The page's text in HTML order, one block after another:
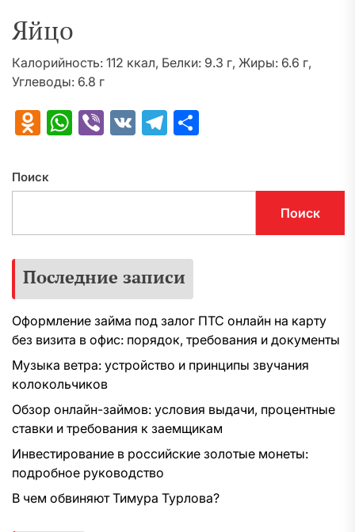
Яйцо
Калорийность: 112 ккал, Белки: 9.3 г, Жиры: 6.6 г,
Углеводы: 6.8 г
Odnoklassniki
WhatsApp
Viber
VK Telegram
Поиск
Поиск
Последние записи
Оформление займа под залог ПТС онлайн на карту
без визита в офис: порядок, требования и документы
Музыка ветра: устройство и принципы звучания
колокольчиков
Обзор онлайн-займов: условия выдачи, процентные
ставки и требования к заемщикам
Инвестирование в российские золотые монеты:
подробное руководство
В чем обвиняют Тимура Турлова?